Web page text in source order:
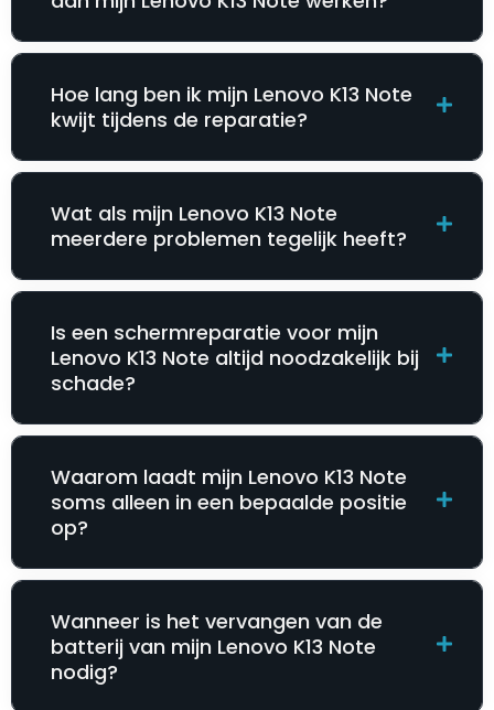
Hoe lang ben ik mijn Lenovo K13 Note
kwijt tijdens de reparatie?
Wat als mijn Lenovo K13 Note
meerdere problemen tegelijk heeft?
Is een schermreparatie voor mijn
Lenovo K13 Note altijd noodzakelijk bij
schade?
Waarom laadt mijn Lenovo K13 Note
soms alleen in een bepaalde positie
op?
Wanneer is het vervangen van de
batterij van mijn Lenovo K13 Note
nodig?